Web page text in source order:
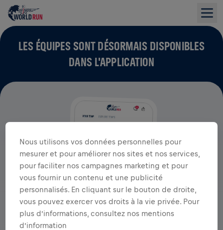
LES ÉQUIPES SONT DÉSORMAIS DISPONIBLES
DANS L'APPLICATION
Nous utilisons vos données personnelles pour
mesurer et pour améliorer nos sites et nos services,
pour faciliter nos campagnes marketing et pour
vous fournir un contenu et une publicité
personnalisés. En cliquant sur le bouton de droite,
vous pouvez exercer vos droits à la vie privée. Pour
plus d’informations, consultez nos mentions
d’information